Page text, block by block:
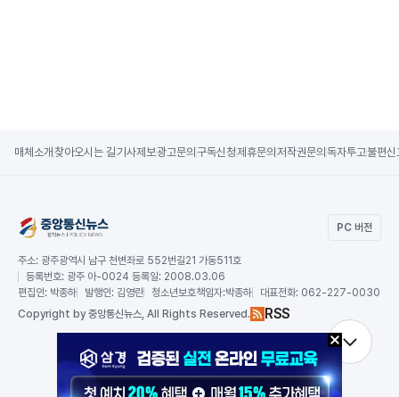
매체소개 찾아오시는 길기사제보광고문의 구독신청제휴문의 저작권문의 독자투고불편신
PC 버전
주소: 광주광역시 남구 천변좌로 552번길21 가동511호
등록번호: 광주 아-0024 등록일: 2008.03.06
편집인: 박종하 발행인: 김영란 청소년보호책임자:박종하 대표전화: 062-227-0030
Copyright by 중앙통신뉴스, All Rights Reserved. RSS